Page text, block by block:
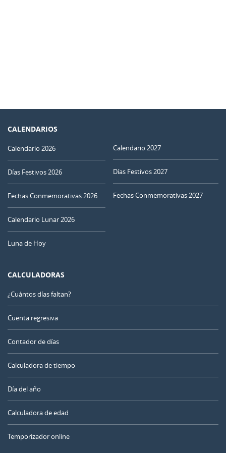
CALENDARIOS
Calendario 2026
Días Festivos 2026
Fechas Conmemorativas 2026
Calendario Lunar 2026
Luna de Hoy
Calendario 2027
Días Festivos 2027
Fechas Conmemorativas 2027
CALCULADORAS
¿Cuántos días faltan?
Cuenta regresiva
Contador de días
Calculadora de tiempo
Día del año
Calculadora de edad
Temporizador online